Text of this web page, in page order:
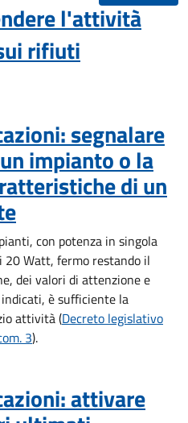
l'attività
rifiuti
segnalare
impianto o la
di un
con potenza in singola
Watt, fermo restando il
dei valori di attenzione e
è sufficiente la
attività(Decreto legislativo
3).
attivare